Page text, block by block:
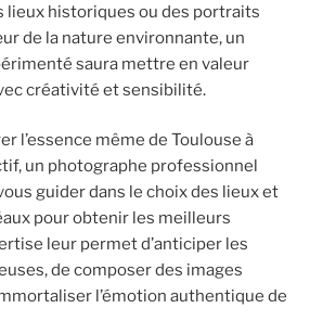
lieux historiques ou des portraits
de la nature environnante, un
saura mettre en valeur
créativité et sensibilité.
l’essence même de Toulouse à
un photographe professionnel
guider dans le choix des lieux et
pour obtenir les meilleurs
leur permet d’anticiper les
de composer des images
l’émotion authentique de